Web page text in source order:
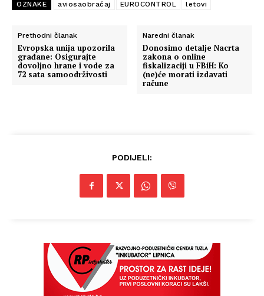
Impressum
OZNAKE aviosaobraćaj EUROCONTROL letovi
Prethodni članak
Evropska unija upozorila
građane: Osigurajte
dovoljno hrane i vode za
72 sata samoodrživosti
Naredni članak
Donosimo detalje Nacrta
zakona o online
fiskalizaciji u FBiH: Ko
(ne)će morati izdavati
račune
PODIJELI: